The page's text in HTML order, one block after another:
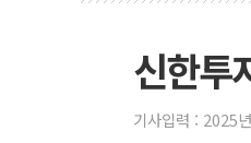
신한투
기사입력 : 2025